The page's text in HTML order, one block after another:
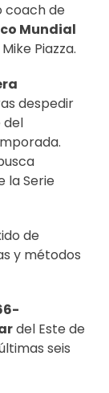
coach de
Mundial
Piazza.
despedir
del
la Serie
de
y métodos
del Este de
seis